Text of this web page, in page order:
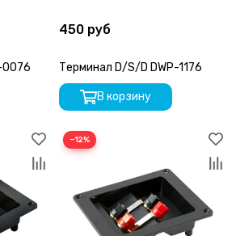
0076
450 руб
Терминал D/S/D DWP-1176
В корзину
−12%